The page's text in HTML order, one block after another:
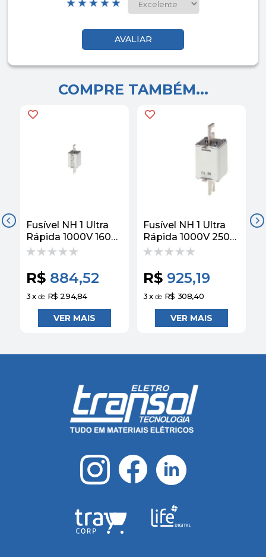
COMPRE TAMBÉM...
Fusível NH 1 Ultra
Rápida 1000V 160A
100kA 3NE3224
R$ 884,52
3x de R$ 294,84
Fusível NH 1 Ultra
Rápida 1000V 250A
100KA 3NE3227
R$ 925,19
3x de R$ 308,40